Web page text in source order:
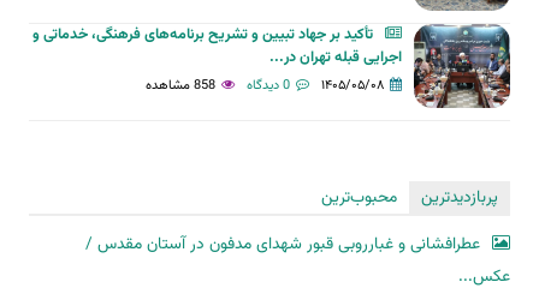
تأکید بر جهاد تبیین و تشریح برنامه‌های فرهنگی، خدماتی و
اجرایی قبله تهران در...
۱۴۰۵/۰۵/۰۸ 0 دیدگاه 858 مشاهده
پربازدیدترین
محبوب‌ترین
عطرافشانی و غبارروبی قبور شهدای مدفون در آستان مقدس /
عکس...